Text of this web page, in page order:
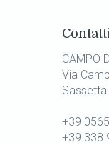
CAMPO
Via
Sassetta
+39
+39